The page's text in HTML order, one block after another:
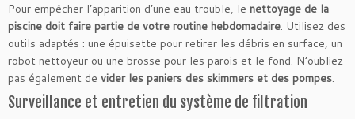
Pour empêcher l’apparition d’une eau trouble, le nettoyage de la
piscine doit faire partie de votre routine hebdomadaire. Utilisez des
outils adaptés : une épuisette pour retirer les débris en surface, un
robot nettoyeur ou une brosse pour les parois et le fond. N’oubliez
pas également de vider les paniers des skimmers et des pompes.
Surveillance et entretien du système de filtration